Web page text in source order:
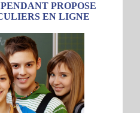
PROPOSE
EN LIGNE